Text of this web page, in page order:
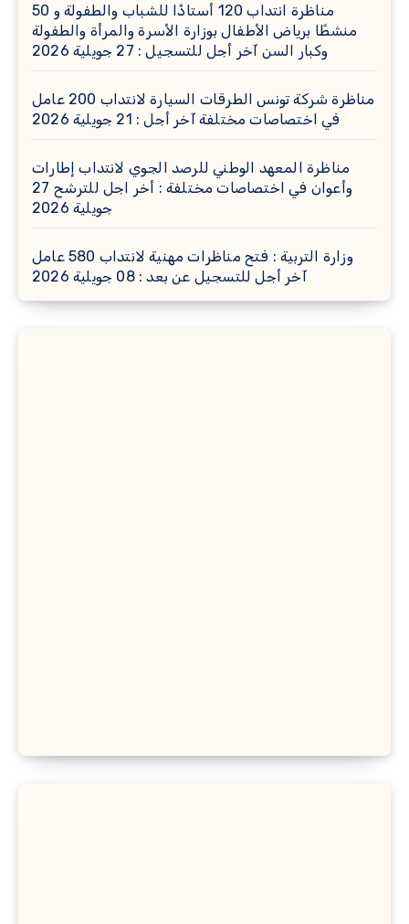
مناظرة انتداب 120 أستاذًا للشباب والطفولة و 50
منشطًا برياض الأطفال بوزارة الأسرة والمرأة والطفولة
وكبار السن آخر أجل للتسجيل : 27 جويلية 2026
مناظرة شركة تونس الطرقات السيارة لانتداب 200 عامل
في اختصاصات مختلفة آخر أجل : 21 جويلية 2026
مناظرة المعهد الوطني للرصد الجوي لانتداب إطارات
وأعوان في اختصاصات مختلفة : أخر اجل للترشح 27
جويلية 2026
وزارة التربية : فتح مناظرات مهنية لانتداب 580 عامل
آخر أجل للتسجيل عن بعد : 08 جويلية 2026